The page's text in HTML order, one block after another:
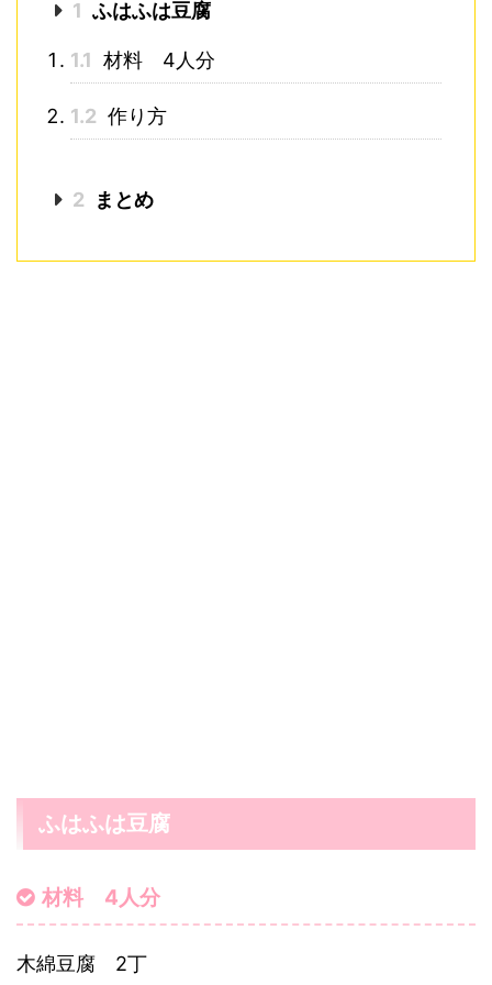
1 ふはふは豆腐
1.1 材料 4人分
1.2 作り方
2 まとめ
ふはふは豆腐
材料 4人分
木綿豆腐 2丁